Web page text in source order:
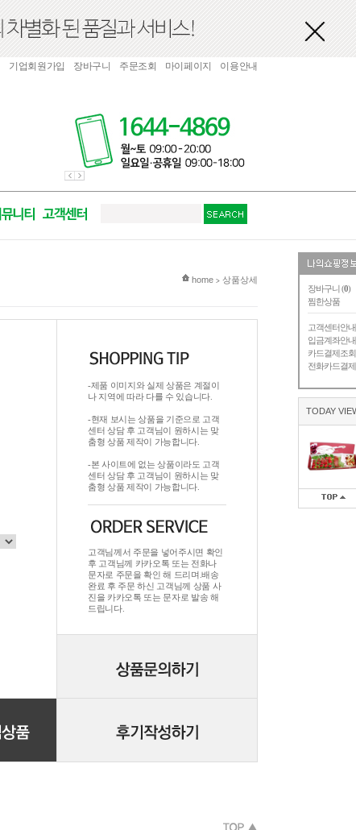
장바구니 (0)
찜한상품
고객센터안내
입금계좌안내
카드결제조회
전화카드결제
TODAY
기업회원가입 장바구니 주문조회 마이페이지 이용안내
현재 위치
home > 상품상세
-제품 이미지와 실제 상품은 계절이
나 지역에 따라 다를 수 있습니다.
-현재 보시는 상품을 기준으로 고객
센터 상담 후 고객님이 원하시는 맞
춤형 상품 제작이 가능합니다.
-본 사이트에 없는 상품이라도 고객
센터 상담 후 고객님이 원하시는 맞
춤형 상품 제작이 가능합니다.
고객님께서 주문을 넣어주시면 확인
후 고객님께 카카오톡 또는 전화나
문자로 주문을 확인 해 드리며.배송
완료 후 주문 하신 고객님께 상품 사
진을 카카오톡 또는 문자로 발송 해
드립니다.